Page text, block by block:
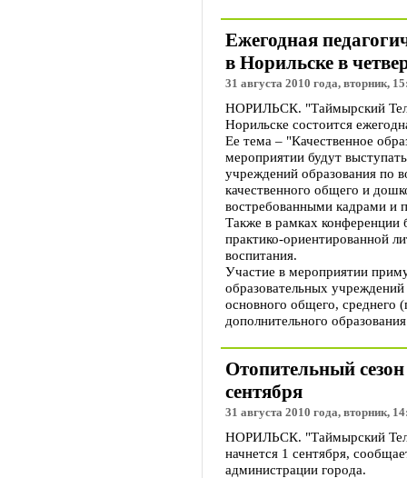
Ежегодная
в Норильске в
31 августа 2010 года, вторник,
НОРИЛЬСК. "Таймырский
Норильске состоится
Ее тема – "Качественное
мероприятии будут
учреждений образования по
качественного общего и
востребованными кадрами и
Также в рамках конференции
практико-ориентированной
воспитания.
Участие в мероприятии
образовательных
основного общего, среднего
дополнительного
Отопительный
сентября
31 августа 2010 года, вторник,
НОРИЛЬСК. "Таймырский
начнется 1 сентября,
администрации города.